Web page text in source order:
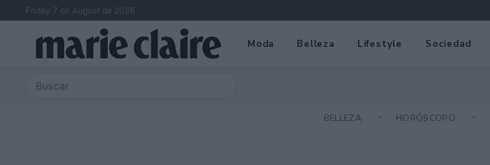
Friday 7 de August de 2026
Moda Belleza Lifestyle Sociedad
BELLEZA HORÓSCOPO